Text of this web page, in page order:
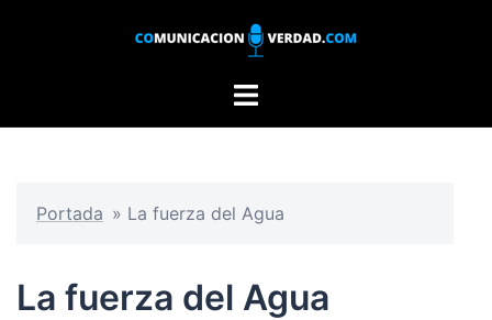
Alternar
Portada » La fuerza del Agua
La fuerza del Agua